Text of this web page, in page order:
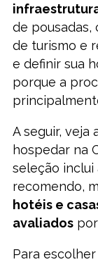
de pousadas,
de turismo e
e definir sua
porque a
A seguir, veja
hospedar na
seleção inclui
recomendo,
hotéis e
avaliadospor
Para